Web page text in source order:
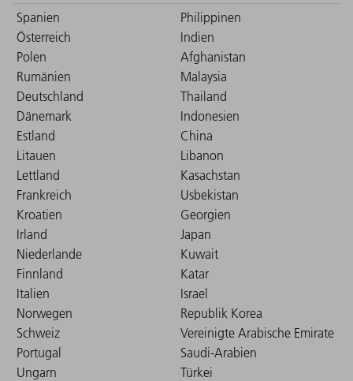
Spanien
Österreich
Polen
Rumänien
Deutschland
Dänemark
Estland
Litauen
Lettland
Frankreich
Kroatien
Irland
Niederlande
Finnland
Italien
Norwegen
Schweiz
Portugal
Ungarn
Philippinen
Indien
Afghanistan
Malaysia
Thailand
Indonesien
China
Libanon
Kasachstan
Usbekistan
Georgien
Japan
Kuwait
Katar
Israel
Republik Korea
Vereinigte Arabische Emirate
Saudi-Arabien
Türkei